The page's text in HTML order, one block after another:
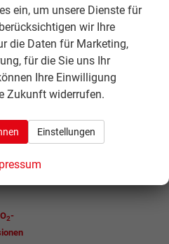
zu
2-
ein, um unsere Dienste für
wir Ihre
die Daten für Marketing,
für die Sie uns Ihr
Ihre Einwilligung
Zukunft widerrufen.
Einstellungen